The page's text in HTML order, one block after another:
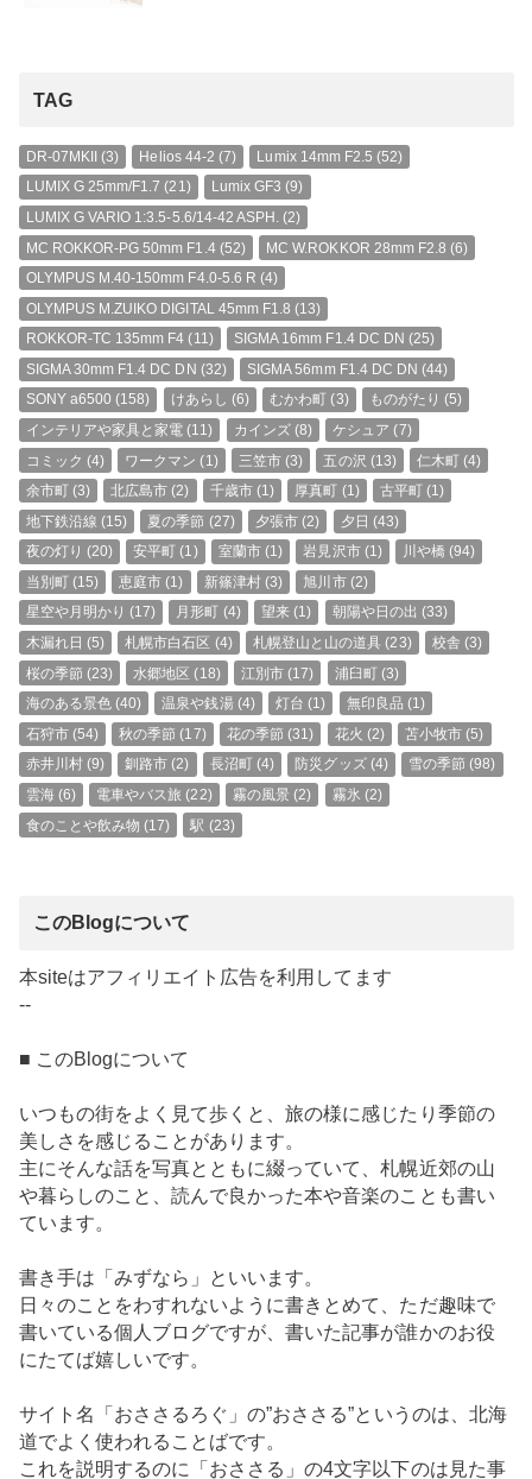
TAG
DR-07MKII(3) Helios 44-2 (7) Lumix 14mm F2.5 (52)
LUMIX G 25mm/F1.7 (21) Lumix GF3 (9)
LUMIX G VARIO 1:3.5-5.6/14-42 ASPH. (2)
MC ROKKOR-PG 50mm F1.4(52) MC W.ROKKOR 28mm F2.8 (6)
OLYMPUS M.40-150mm F4.0-5.6 R (4)
OLYMPUS M.ZUIKO DIGITAL 45mm F1.8 (13)
ROKKOR-TC 135mm F4 (11) SIGMA 16mm F1.4 DC DN (25)
SIGMA 30mm F1.4 DC DN (32) SIGMA 56mm F1.4 DC DN (44)
SONY a6500 (158) けあらし (6) むかわ町 (3) ものがたり (5)
インテリアや家具と家電 (11) カインズ(8) ケシュア (7)
コミック (4) ワークマン (1) 三笠市 (3) 五の沢 (13) 仁木町 (4)
余市町(3) 北広島市 (2) 千歳市(1) 厚真町 (1) 古平町 (1)
地下鉄沿線 (15) 夏の季節 (27) 夕張市 (2) 夕日 (43)
夜の灯り (20) 安平町 (1) 室蘭市(1) 岩見沢市(1) 川や橋 (94)
当別町(15) 恵庭市 (1) 新篠津村(3) 旭川市(2)
星空や月明かり (17) 月形町 (4) 望来 (1) 朝陽や日の出 (33)
木漏れ日 (5) 札幌市白石区 (4) 札幌登山と山の道具 (23) 校舎 (3)
桜の季節 (23) 水郷地区 (18) 江別市 (17) 浦臼町(3)
海のある景色(40) 温泉や銭湯(4) 灯台 (1) 無印良品 (1)
石狩市(54) 秋の季節 (17) 花の季節 (31) 花火 (2) 苫小牧市 (5)
赤井川村(9) 釧路市 (2) 長沼町(4) 防災グッズ(4) 雪の季節 (98)
雲海(6) 電車やバス旅 (22) 霧の風景 (2) 霧氷 (2)
食のことや飲み物 (17) 駅 (23)
このBlogについて
本siteはアフィリエイト広告を利用してます
--
■ このBlogについて
いつもの街をよく見て歩くと、旅の様に感じたり季節の
美しさを感じることがあります。
主にそんな話を写真とともに綴っていて、札幌近郊の山
や暮らしのこと、読んで良かった本や音楽のことも書い
ています。
書き手は「みずなら」といいます。
日々のことをわすれないように書きとめて、ただ趣味で
書いている個人ブログですが、書いた記事が誰かのお役
にたてば嬉しいです。
サイト名「おささるろぐ」の”おささる”というのは、北海
道でよく使われることばです。
これを説明するのに「おささる」の4文字以下のは見た事